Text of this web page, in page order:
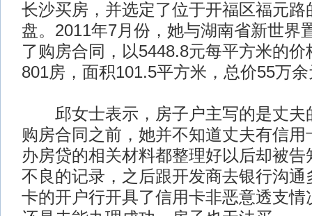
长沙买房，并选定了位于开福区福元路
盘。2011年7月份，她与湖南省新世界
了购房合同，以5448.8元每平方米的
801房，面积101.5平方米，总价55万
邱女士表示，房子户主写的是丈夫
购房合同之前，她并不知道丈夫有信
办房贷的相关材料都整理好以后却被
不良的记录，之后跟开发商去银行沟通
卡的开户行开具了信用卡非恶意透支情